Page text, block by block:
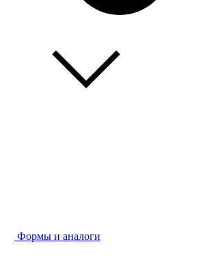
Формы и аналоги